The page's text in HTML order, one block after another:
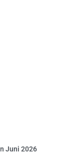
Juni 2026